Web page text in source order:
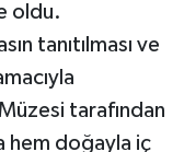
oldu.
tanıtılması ve
tarafından
hem doğayla iç